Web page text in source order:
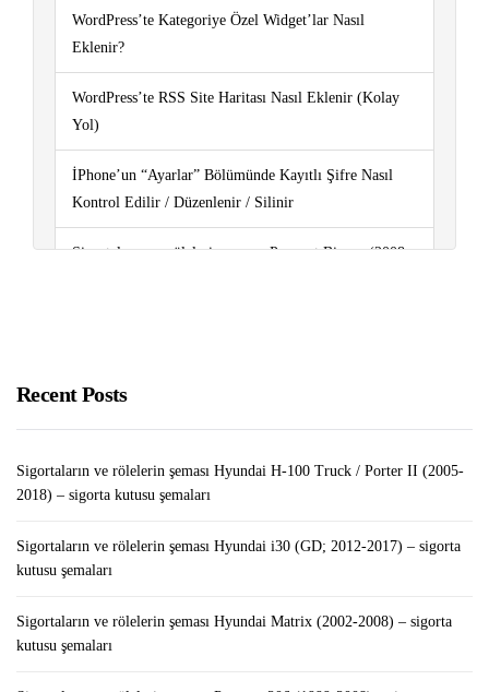
WordPress’te Kategoriye Özel Widget’lar Nasıl
Eklenir?
WordPress’te RSS Site Haritası Nasıl Eklenir (Kolay
Yol)
İPhone’un “Ayarlar” Bölümünde Kayıtlı Şifre Nasıl
Kontrol Edilir / Düzenlenir / Silinir
Sigortaların ve rölelerin şeması Peugeot Bipper (2008-
Recent Posts
Sigortaların ve rölelerin şeması Hyundai H-100 Truck / Porter II (2005-
2018) – sigorta kutusu şemaları
Sigortaların ve rölelerin şeması Hyundai i30 (GD; 2012-2017) – sigorta
kutusu şemaları
Sigortaların ve rölelerin şeması Hyundai Matrix (2002-2008) – sigorta
kutusu şemaları